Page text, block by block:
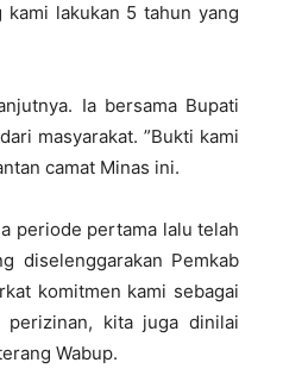
kami lakukan 5 tahun yang
Ia bersama Bupati
masyarakat. ”Bukti kami
camat Minas ini.
periode pertama lalu telah
diselenggarakan Pemkab
komitmen kami sebagai
perizinan, kita juga dinilai
Wabup.